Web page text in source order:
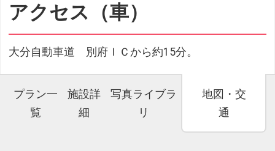
アクセス（車）
大分自動車道 別府ＩＣから約15分。
プラン一
覧
施設詳
細
写真ライブラ
リ
地図・交
通